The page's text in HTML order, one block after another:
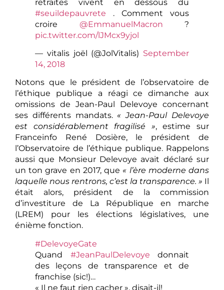
retraites vivent en dessous du
#seuildepauvrete . Comment vous
croire @EmmanuelMacron ?
pic.twitter.com/lJMcx9yjol
— vitalis joël (@JolVitalis) September
14, 2018
Notons que le président de l’observatoire de
l’éthique publique a réagi ce dimanche aux
omissions de Jean-Paul Delevoye concernant
ses différents mandats. « Jean-Paul Delevoye
est considérablement fragilisé », estime sur
Franceinfo René Dosière, le président de
l’Observatoire de l’éthique publique. Rappelons
aussi que Monsieur Delevoye avait déclaré sur
un ton grave en 2017, que « l’ère moderne dans
laquelle nous rentrons, c’est la transparence. » Il
était alors, président de la commission
d’investiture de La République en marche
(LREM) pour les élections législatives, une
énième fonction.
#DelevoyeGate
Quand #JeanPaulDelevoye donnait
des leçons de transparence et de
franchise (sic!)…
« Il ne faut rien cacher », disait-il!